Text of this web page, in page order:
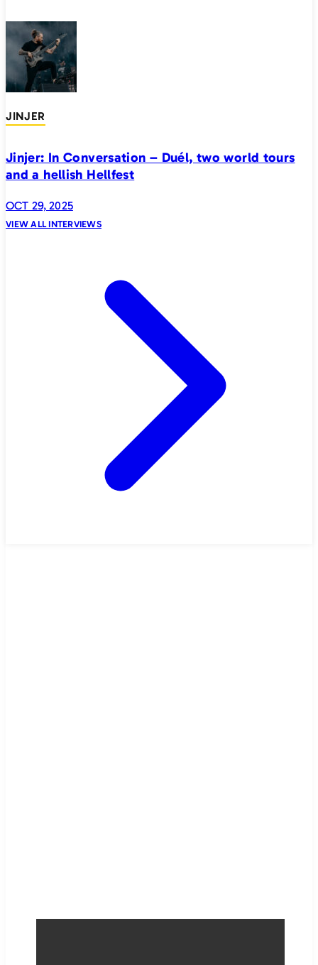
JINJER
Jinjer: In Conversation – Duél, two world tours
and a hellish Hellfest
OCT 29, 2025
VIEW ALL INTERVIEWS